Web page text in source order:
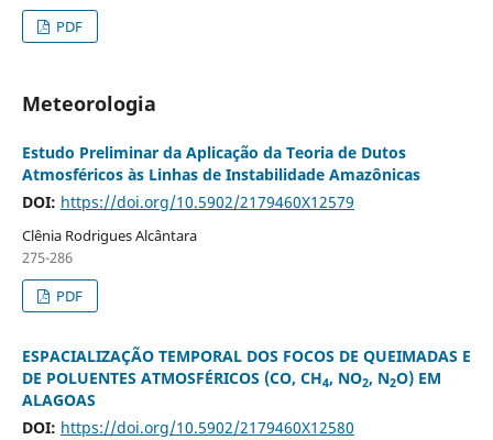
PDF
Meteorologia
Estudo Preliminar da Aplicação da Teoria de Dutos
Atmosféricos às Linhas de Instabilidade Amazônicas
DOI: https://doi.org/10.5902/2179460X12579
Clênia Rodrigues Alcântara
275-286
PDF
ESPACIALIZAÇÃO TEMPORAL DOS FOCOS DE QUEIMADAS E
DE POLUENTES ATMOSFÉRICOS (CO, CH4, NO2, N2O) EM
ALAGOAS
DOI: https://doi.org/10.5902/2179460X12580